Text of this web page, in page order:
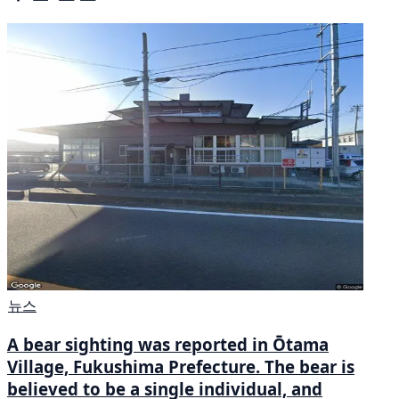
뉴스
A bear sighting was reported in Ōtama
Village, Fukushima Prefecture. The bear is
believed to be a single individual, and